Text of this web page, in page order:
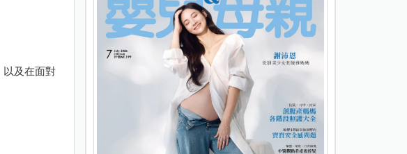
以及在面對